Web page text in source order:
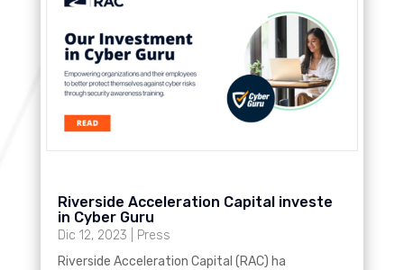
Riverside Acceleration Capital investe
in Cyber Guru
Dic 12, 2023
Press
Riverside Acceleration Capital (RAC) ha